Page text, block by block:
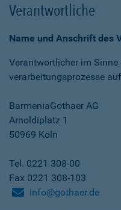
Verantwortliche
Name und Anschrift des
Verantwortlicher im
verarbeitungs­prozesse
BarmeniaGothaer AG
Arnoldiplatz 1
50969 Köln
Tel. 0221 308-00
Fax 0221 308-103
info@gothaer.de